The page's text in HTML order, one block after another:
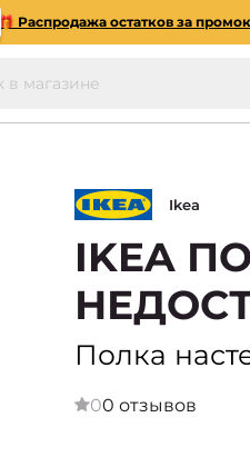
🎁 Распродажа остатков за
Ikea
IKEA
Полка
00 отзывов